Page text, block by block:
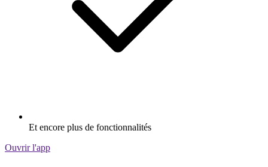
Et encore plus de fonctionnalités
Ouvrir l'app